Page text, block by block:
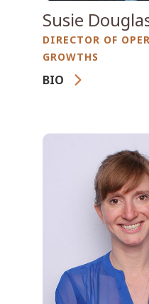
professioneller
Laufbahn
der Feuerfront
U.S. Forest
of Land
operative
heute ihre
verleiht ihrer
fachliche
Susie
DIRECTOR OF
GROWTHS
BIO
operative
anderem als
Crewmitglied –
Chief
verbindet diese
strategischer
Grundlage wird